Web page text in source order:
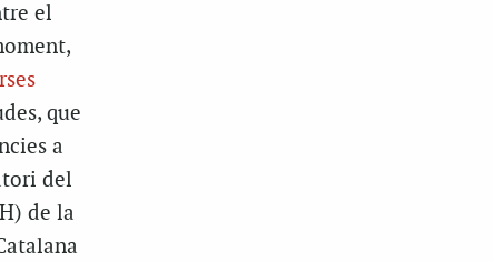
el
que
a
del
de la